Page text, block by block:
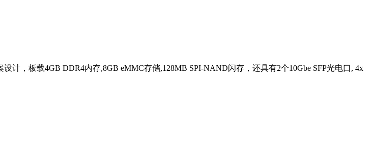
计，板载4GB DDR4内存,8GB eMMC存储,128MB SPI-NAND闪存，还具有2个10Gbe SFP光电口, 4x